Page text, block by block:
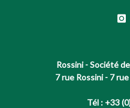
Rossini - Société
7 rue Rossini - 7
Tél : +33